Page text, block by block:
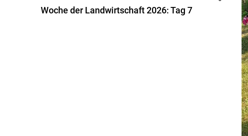
Woche der Landwirtschaft 2026: Tag 7